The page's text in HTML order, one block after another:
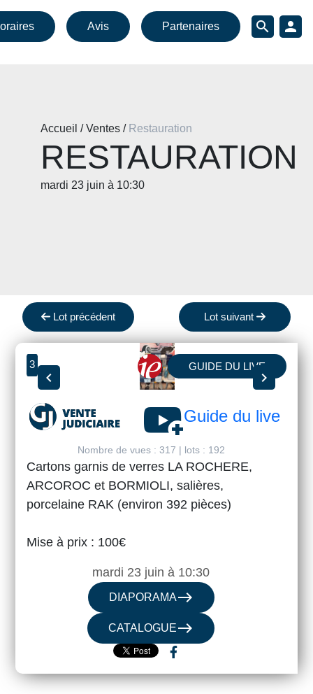
Avis Partenaires search person
Accueil / Ventes / Restauration
RESTAURATION
mardi 23 juin à 10:30
Lot précédent Lot suivant
chevron_left chevron_right
3 GUIDE DU LIVE
youtube_activityGuide du live
Nombre de vues : 317 | lots : 192
Cartons garnis de verres LA ROCHERE,
ARCOROC et BORMIOLI, salières,
porcelaine RAK (environ 392 pièces)
Mise à prix : 100€
mardi 23 juin à 10:30
DIAPORAMAeast
CATALOGUEeast